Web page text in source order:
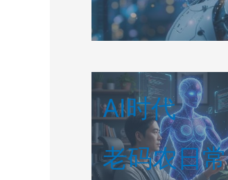
AI时代
老码农日常